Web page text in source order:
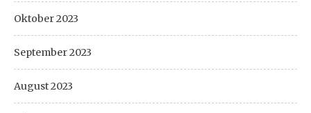
Oktober 2023
September 2023
August 2023